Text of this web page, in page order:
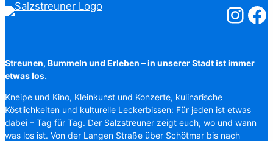
Streunen, Bummeln und Erleben – in unserer Stadt ist immer
etwas los.
Kneipe und Kino, Kleinkunst und Konzerte, kulinarische
Köstlichkeiten und kulturelle Leckerbissen: Für jeden ist etwas
dabei – Tag für Tag. Der Salzstreuner zeigt euch, wo und wann
was los ist. Von der Langen Straße über Schötmar bis nach